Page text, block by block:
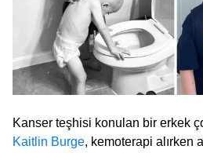
Kanser teşhisi konulan bir erkek
Kaitlin Burge, kemoterapi alırken